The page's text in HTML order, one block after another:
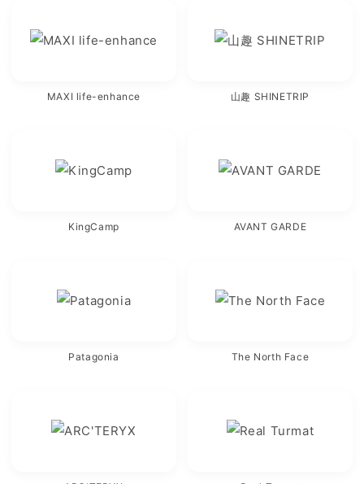
MAXI life-enhance 山趣 SHINETRIP
KingCamp AVANT GARDE
Patagonia The North Face